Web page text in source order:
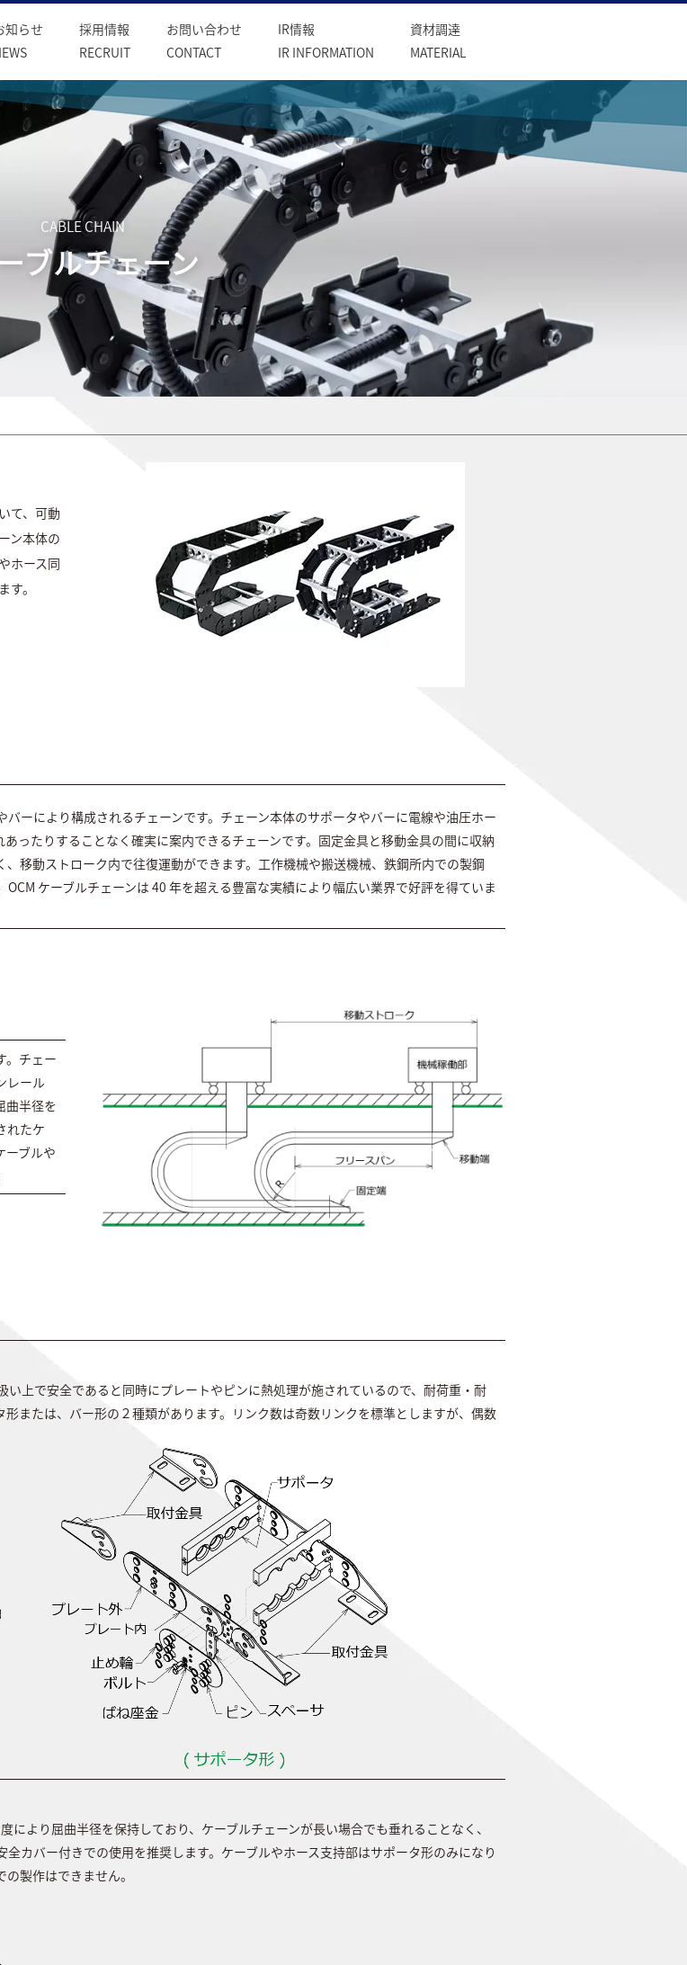
知らせ
採用情報
RECRUIT
お問い合わせ
CONTACT
IR情報
IR INFORMATION
資材調達
MATERIAL
CABLE CHAIN
ブルチェーン
て、可動
ン本体の
ホース同
。
ーにより構成されるチェーンです。チェーン本体のサポータやバーに電線や油圧ホー
ったりすることなく確実に案内できるチェーンです。固定金具と移動金具の間に収納
移動ストローク内で往復運動ができます。工作機械や搬送機械、鉄鋼所内での製鋼
ケーブルチェーンは 40 年を超える豊富な実績により幅広い業界で好評を得ていま
。チェー
レール
曲半径を
れたケ
ーブルや
い上で安全であると同時にプレートやピンに熱処理が施されているので、耐荷重・耐
または、バー形の２種類があります。リンク数は奇数リンクを標準としますが、偶数
により屈曲半径を保持しており、ケーブルチェーンが長い場合でも垂れることなく、
カバー付きでの使用を推奨します。ケーブルやホース支持部はサポータ形のみになり
製作はできません。